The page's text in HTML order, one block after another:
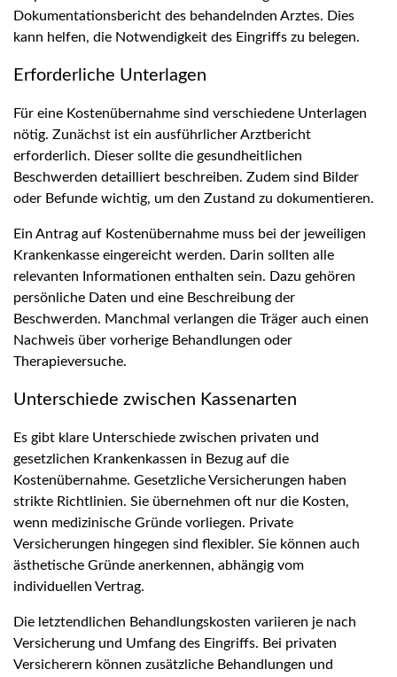
Dokumentationsbericht des behandelnden Arztes. Dies
kann helfen, die Notwendigkeit des Eingriffs zu belegen.
Erforderliche Unterlagen
Für eine Kostenübernahme sind verschiedene Unterlagen
nötig. Zunächst ist ein ausführlicher Arztbericht
erforderlich. Dieser sollte die gesundheitlichen
Beschwerden detailliert beschreiben. Zudem sind Bilder
oder Befunde wichtig, um den Zustand zu dokumentieren.
Ein Antrag auf Kostenübernahme muss bei der jeweiligen
Krankenkasse eingereicht werden. Darin sollten alle
relevanten Informationen enthalten sein. Dazu gehören
persönliche Daten und eine Beschreibung der
Beschwerden. Manchmal verlangen die Träger auch einen
Nachweis über vorherige Behandlungen oder
Therapieversuche.
Unterschiede zwischen Kassenarten
Es gibt klare Unterschiede zwischen privaten und
gesetzlichen Krankenkassen in Bezug auf die
Kostenübernahme. Gesetzliche Versicherungen haben
strikte Richtlinien. Sie übernehmen oft nur die Kosten,
wenn medizinische Gründe vorliegen. Private
Versicherungen hingegen sind flexibler. Sie können auch
ästhetische Gründe anerkennen, abhängig vom
individuellen Vertrag.
Die letztendlichen Behandlungskosten variieren je nach
Versicherung und Umfang des Eingriffs. Bei privaten
Versicherern können zusätzliche Behandlungen und